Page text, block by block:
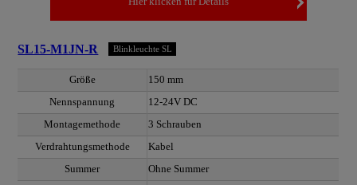
SL15-M1JN-R Blinkleuchte SL
Größe
150 mm
Nennspannung
12-24V DC
Montagemethode
3 Schrauben
Verdrahtungsmethode
Kabel
Summer
Ohne Summer